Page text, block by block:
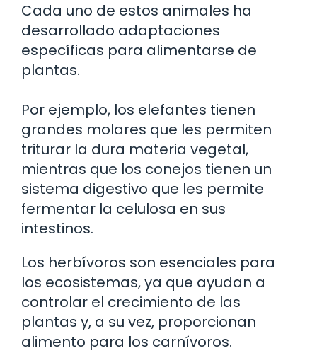
Cada uno de estos animales ha
desarrollado adaptaciones
específicas para alimentarse de
plantas.
Por ejemplo, los elefantes tienen
grandes molares que les permiten
triturar la dura materia vegetal,
mientras que los conejos tienen un
sistema digestivo que les permite
fermentar la celulosa en sus
intestinos.
Los herbívoros son esenciales para
los ecosistemas, ya que ayudan a
controlar el crecimiento de las
plantas y, a su vez, proporcionan
alimento para los carnívoros.